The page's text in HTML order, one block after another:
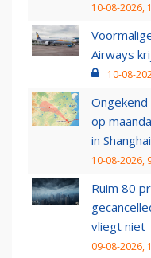
10-08-2026,
Airways
10-08-
op
in Shanghai
10-08-2026,
Ruim 80
vliegt niet
09-08-2026,